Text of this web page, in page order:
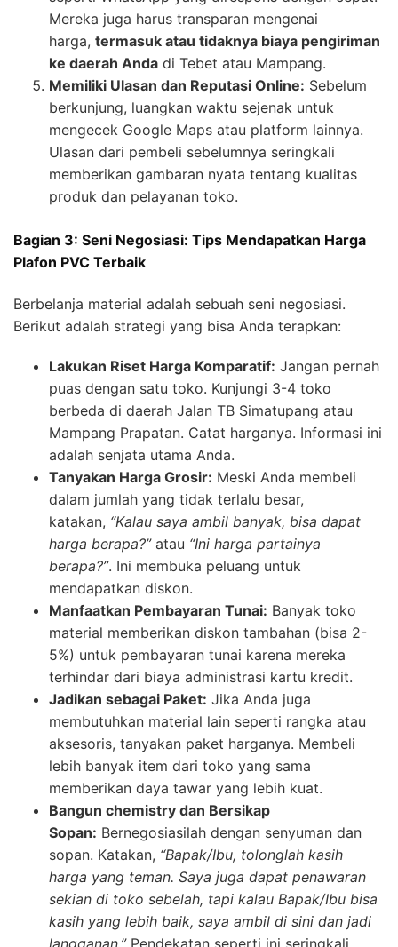
Mereka juga harus transparan mengenai
harga, termasuk atau tidaknya biaya pengiriman
ke daerah Anda di Tebet atau Mampang.
Memiliki Ulasan dan Reputasi Online: Sebelum
berkunjung, luangkan waktu sejenak untuk
mengecek Google Maps atau platform lainnya.
Ulasan dari pembeli sebelumnya seringkali
memberikan gambaran nyata tentang kualitas
produk dan pelayanan toko.
Bagian 3: Seni Negosiasi: Tips Mendapatkan Harga
Plafon PVC Terbaik
Berbelanja material adalah sebuah seni negosiasi.
Berikut adalah strategi yang bisa Anda terapkan:
Lakukan Riset Harga Komparatif: Jangan pernah
puas dengan satu toko. Kunjungi 3-4 toko
berbeda di daerah Jalan TB Simatupang atau
Mampang Prapatan. Catat harganya. Informasi ini
adalah senjata utama Anda.
Tanyakan Harga Grosir: Meski Anda membeli
dalam jumlah yang tidak terlalu besar,
katakan, “Kalau saya ambil banyak, bisa dapat
harga berapa?”atau “Ini harga partainya
berapa?”. Ini membuka peluang untuk
mendapatkan diskon.
Manfaatkan Pembayaran Tunai: Banyak toko
material memberikan diskon tambahan (bisa 2-
5%) untuk pembayaran tunai karena mereka
terhindar dari biaya administrasi kartu kredit.
Jadikan sebagai Paket: Jika Anda juga
membutuhkan material lain seperti rangka atau
aksesoris, tanyakan paket harganya. Membeli
lebih banyak item dari toko yang sama
memberikan daya tawar yang lebih kuat.
Bangun chemistry dan Bersikap
Sopan: Bernegosiasilah dengan senyuman dan
sopan. Katakan, “Bapak/Ibu, tolonglah kasih
harga yang teman. Saya juga dapat penawaran
sekian di toko sebelah, tapi kalau Bapak/Ibu bisa
kasih yang lebih baik, saya ambil di sini dan jadi
langganan.”Pendekatan seperti ini seringkali